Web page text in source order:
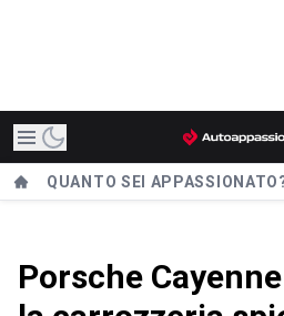
QUANTO SEI
Porsche